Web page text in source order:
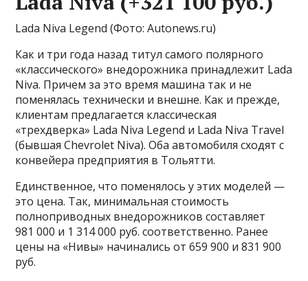
Lada Niva Legend (Фото: Autonews.ru)
Как и три года назад титул самого полярного
«классического» внедорожника принадлежит Lada
Niva. Причем за это время машина так и не
поменялась технически и внешне. Как и прежде,
клиентам предлагается классическая
«трехдверка» Lada Niva Legend и Lada Niva Travel
(бывшая Chevrolet Niva). Оба автомобиля сходят с
конвейера предприятия в Тольятти.
Единственное, что поменялось у этих моделей —
это цена. Так, минимальная стоимость
полноприводных внедорожников составляет
981 000 и 1 314 000 руб. соответственно. Ранее
цены на «Нивы» начинались от 659 900 и 831 900
руб.